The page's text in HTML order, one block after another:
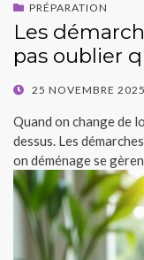
PRÉPARATION
Les
pas oublier
POSTED
25 NOVEMBRE 2025
Quand on change de
dessus. Les
on déménage se